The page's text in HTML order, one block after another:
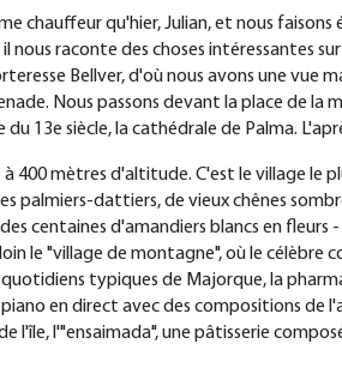
chauffeur qu'hier, Julian, et nous
raconte des choses intéressantes
Bellver, d'où nous avons une vue
Nous passons devant la place de la
13e siècle, la cathédrale de Palma.
400 mètres d'altitude. C'est le village le
dattiers, de vieux chênes
centaines d'amandiers blancs en
le "village de montagne", où le célèbre
typiques de Majorque, la
en direct avec des compositions de
l'île, l'"ensaimada", une pâtisserie